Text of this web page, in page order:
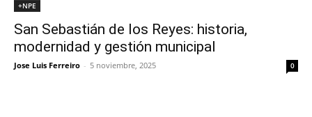
+NPE
San Sebastián de los Reyes: historia,
modernidad y gestión municipal
Jose Luis Ferreiro - 5 noviembre, 2025 0